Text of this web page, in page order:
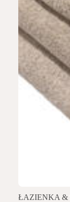
ŁAZIENKA &